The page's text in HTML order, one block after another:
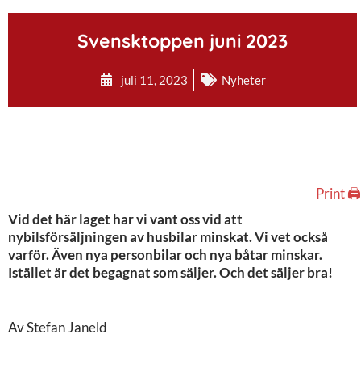
Svensktoppen juni 2023
juli 11, 2023 Nyheter
Print 🖨
Vid det här laget har vi vant oss vid att
nybilsförsäljningen av husbilar minskat. Vi vet också
varför. Även nya personbilar och nya båtar minskar.
Istället är det begagnat som säljer. Och det säljer bra!
Av Stefan Janeld